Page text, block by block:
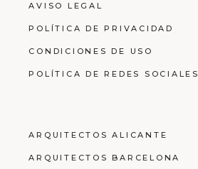
AVISO LEGAL
POLÍTICA DE PRIVACIDAD
CONDICIONES DE USO
POLÍTICA DE REDES SOCIALES
ARQUITECTOS ALICANTE
ARQUITECTOS BARCELONA